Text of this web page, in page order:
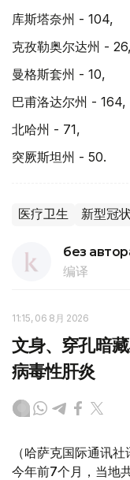
库斯塔奈州 - 104,
克孜勒奥尔达州 - 26,
曼格斯套州 - 10,
巴甫洛达尔州 - 164,
北哈州 - 71,
突厥斯坦州 - 50.
医疗卫生 新型冠
без
编译
11:15, 06 8月 2026
文身、穿孔暗
病毒性肝炎
（哈萨克国际通讯
今年前7个月，当地